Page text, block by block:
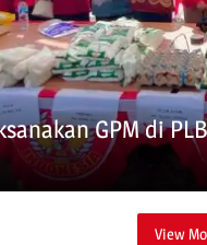
GPM di
View